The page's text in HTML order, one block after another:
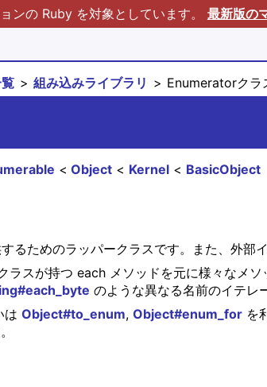
ンの Ruby を対象としています。 最新版の
組み込みライブラリ Enumeratorクラ
BasicObject
Kernel
Object
るためのラッパークラスです。また、外部
ラスが持つ each メソッドを元に様々なメ
のような異なる名前のイテレ
は Object#to_enum, Object#enum_forを